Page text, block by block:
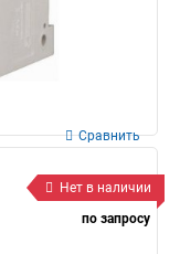
Сравнить
Нет в наличии
по запросу